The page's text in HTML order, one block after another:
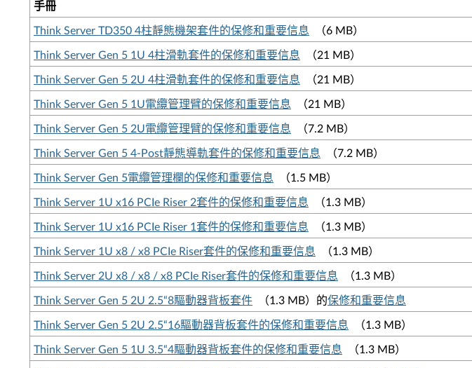
手冊
Think Server TD350 4柱靜態機架套件的保修和重要信息 （6 MB）
Think Server Gen 5 1U 4柱滑軌套件的保修和重要信息 （21 MB）
Think Server Gen 5 2U 4柱滑軌套件的保修和重要信息 （21 MB）
Think Server Gen 5 1U電纜管理臂的保修和重要信息 （21 MB）
Think Server Gen 5 2U電纜管理臂的保修和重要信息 （7.2 MB）
Think Server Gen 5 4-Post靜態導軌套件的保修和重要信息 （7.2 MB）
Think Server Gen 5電纜管理欄的保修和重要信息 （1.5 MB）
Think Server 1U x16 PCIe Riser 2套件的保修和重要信息 （1.3 MB）
Think Server 1U x16 PCIe Riser 1套件的保修和重要信息 （1.3 MB）
Think Server 1U x8 / x8 PCIe Riser套件的保修和重要信息 （1.3 MB）
Think Server 2U x8 / x8 / x8 PCIe Riser套件的保修和重要信息 （1.3 MB）
Think Server Gen 5 2U 2.5“8驅動器背板套件 （1.3 MB）的保修和重要信息
Think Server Gen 5 2U 2.5“16驅動器背板套件的保修和重要信息 （1.3 MB）
Think Server Gen 5 1U 3.5“4驅動器背板套件的保修和重要信息 （1.3 MB）